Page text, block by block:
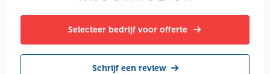
Selecteer bedrijf voor offerte
Schrijf een review